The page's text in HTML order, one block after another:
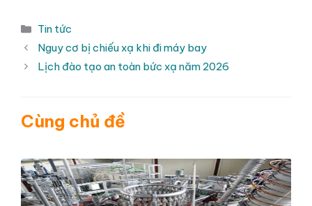
Danh
mục
Tin tức
Nguy cơ bị chiếu xạ khi đi máy bay
Lịch đào tạo an toàn bức xạ năm 2026
Cùng chủ đề